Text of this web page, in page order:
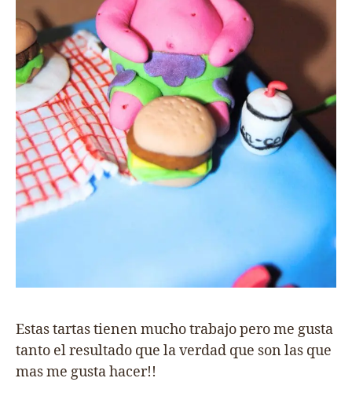
Estas tartas tienen mucho trabajo pero me gusta
tanto el resultado que la verdad que son las que
mas me gusta hacer!!